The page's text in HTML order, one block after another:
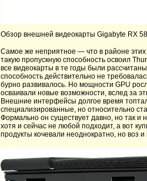
Обзор внешней видеокарты Gigabyte RX
Самое же неприятное — что в районе этих
такую пропускную способность освоил
все видеокарты в те годы были
способность действительно не
бурно развивалось. Но мощности GPU
осваивали новые возможности, вслед за
Внешние интерфейсы долгое время
специализированные, но относительно
Формально он существует давно, но так и
хотя и сейчас не любой подходит, а вот
продукты кочевали неоднократно, но воз